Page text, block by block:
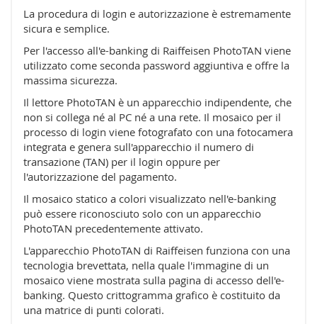
La procedura di login e autorizzazione è estremamente
sicura e semplice.
Per l'accesso all'e-banking di Raiffeisen PhotoTAN viene
utilizzato come seconda password aggiuntiva e offre la
massima sicurezza.
Il lettore PhotoTAN è un apparecchio indipendente, che
non si collega né al PC né a una rete. Il mosaico per il
processo di login viene fotografato con una fotocamera
integrata e genera sull'apparecchio il numero di
transazione (TAN) per il login oppure per
l'autorizzazione del pagamento.
Il mosaico statico a colori visualizzato nell'e-banking
può essere riconosciuto solo con un apparecchio
PhotoTAN precedentemente attivato.
L'apparecchio PhotoTAN di Raiffeisen funziona con una
tecnologia brevettata, nella quale l'immagine di un
mosaico viene mostrata sulla pagina di accesso dell'e-
banking. Questo crittogramma grafico è costituito da
una matrice di punti colorati.